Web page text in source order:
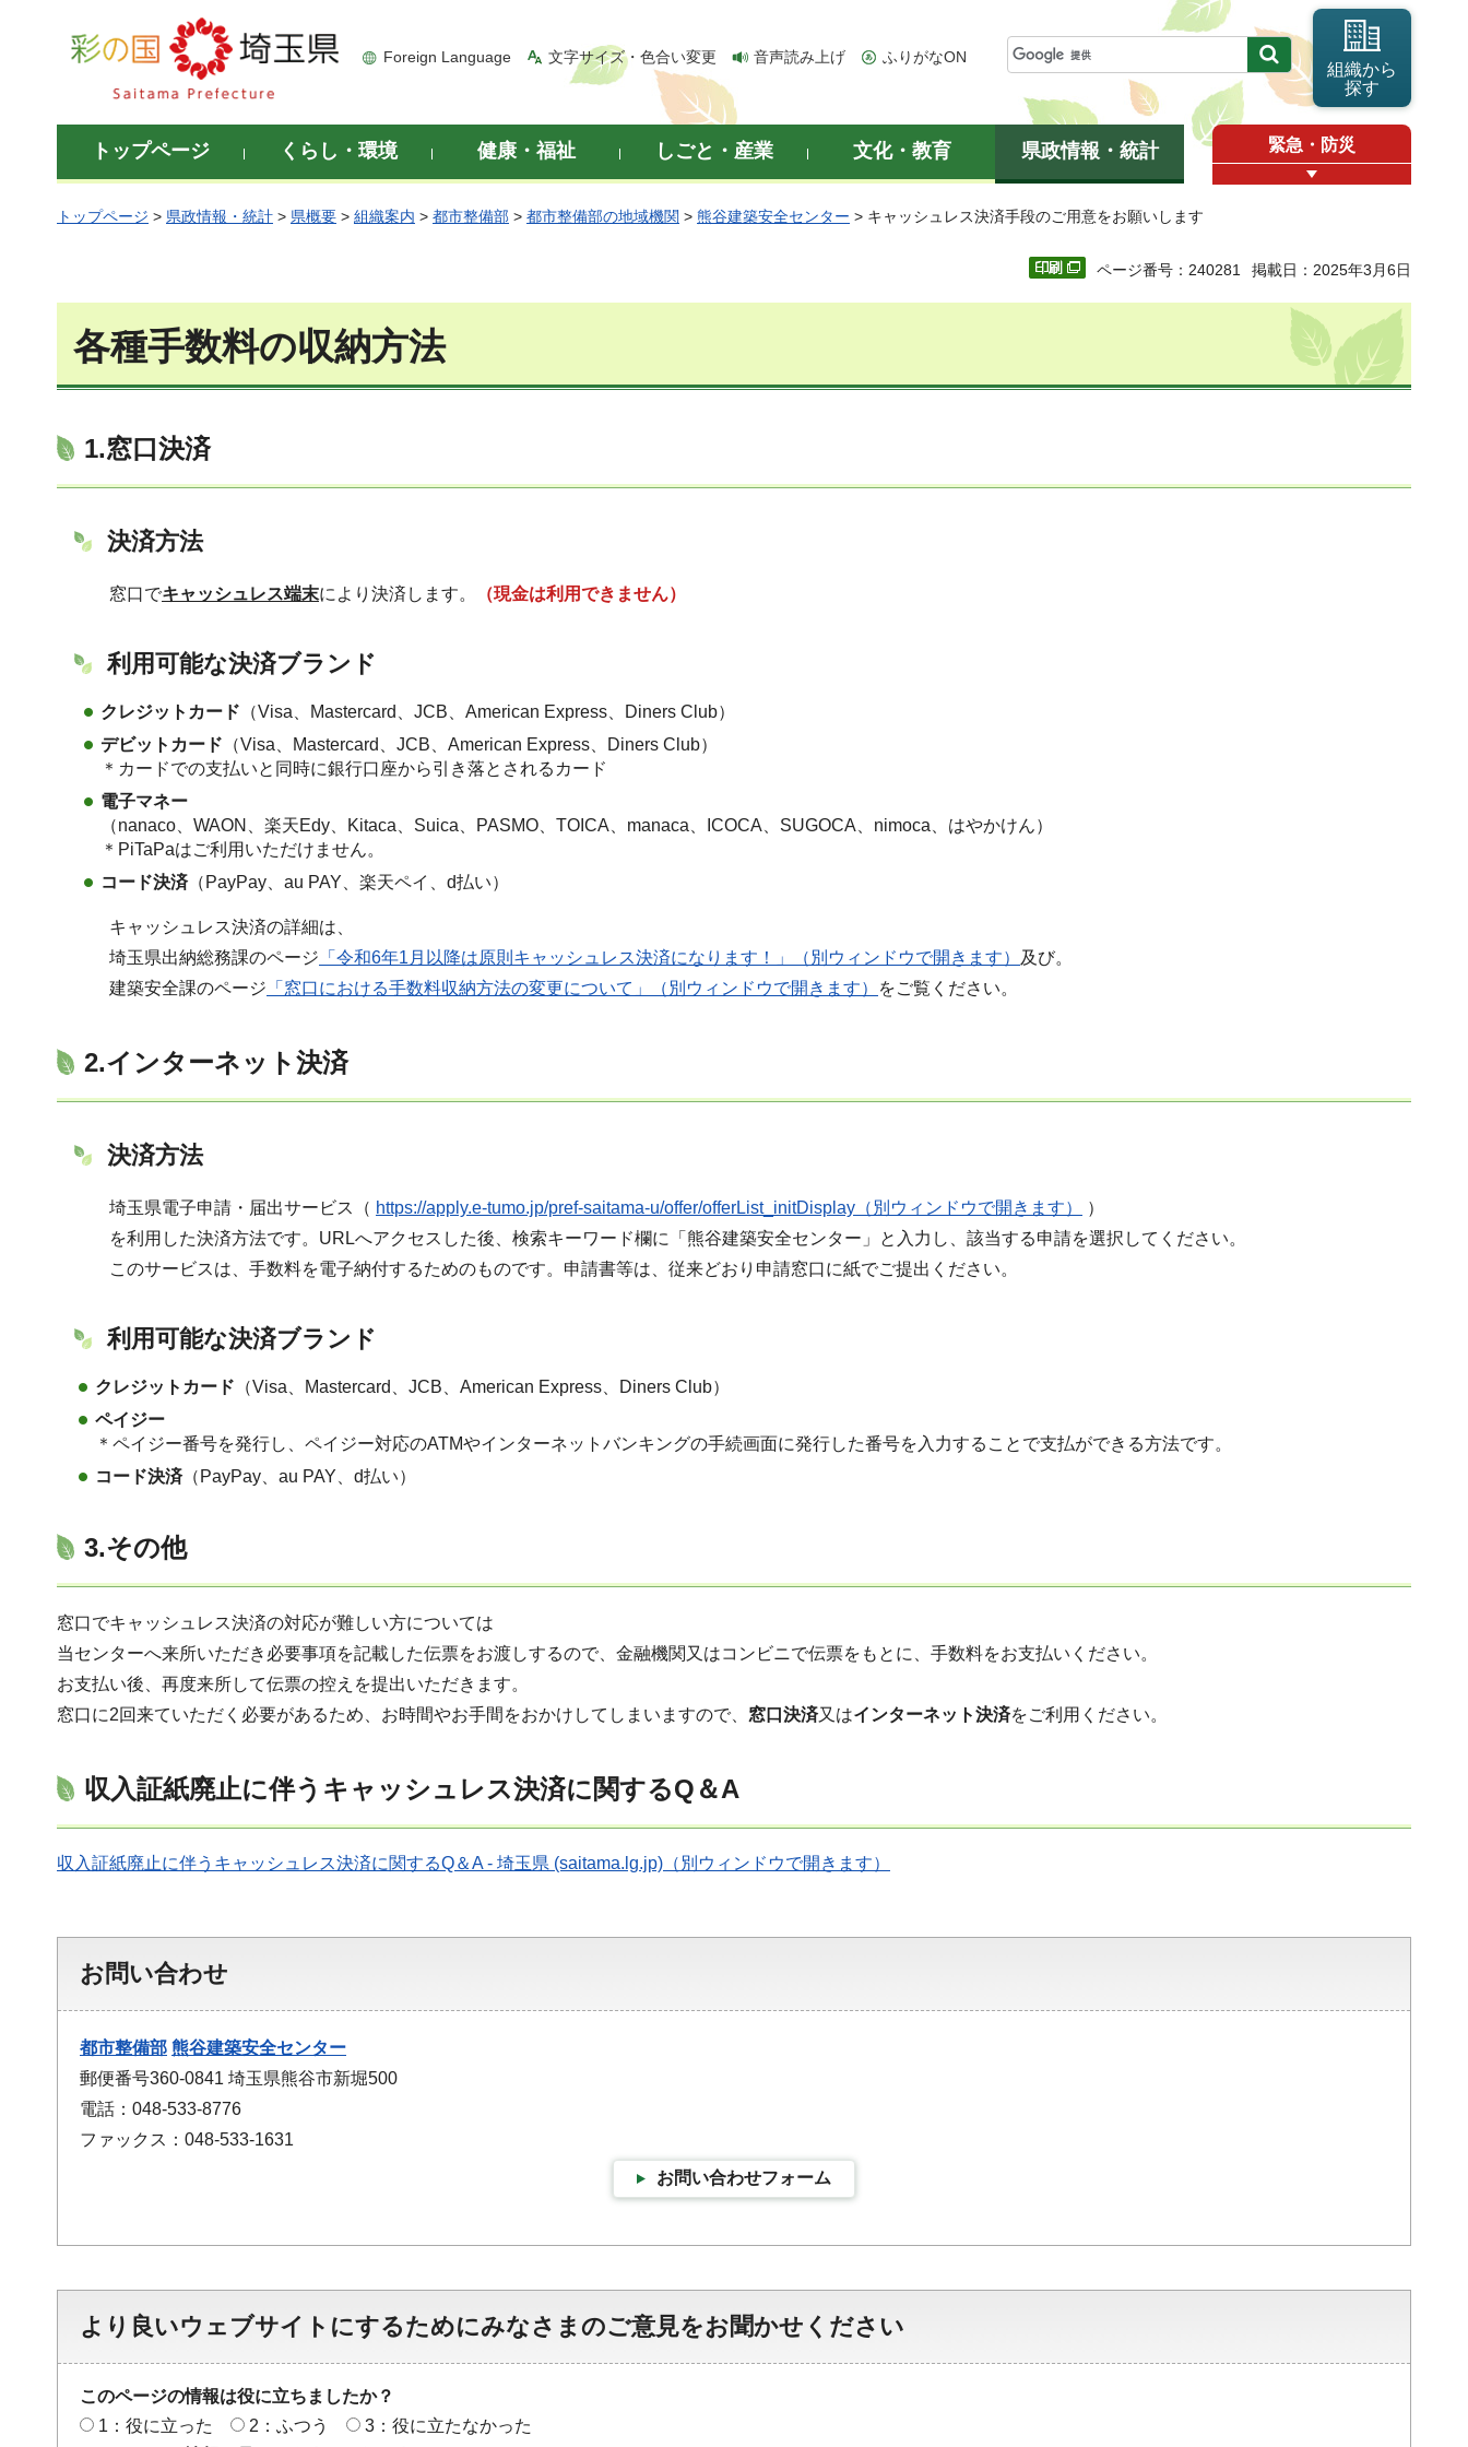
彩の国 埼玉県
Foreign Language 文字サイズ・色合い変更 音声読み上げ ふりがなON
組織から
探す
トップページ くらし・環境 健康・福祉 しごと・産業 文化・教育 県政情報・統計 緊急・防災
トップページ > 県政情報・統計 > 県概要 > 組織案内 > 都市整備部 > 都市整備部の地域機関 > 熊谷建築安全センター > キャッシュレス決済手段のご用意をお願いします
ページ番号：240281 掲載日：2025年3月6日
各種手数料の収納方法
1.窓口決済
決済方法
窓口でキャッシュレス端末により決済します。 （現金は利用できません）
利用可能な決済ブランド
クレジットカード （Visa、Mastercard、JCB、American Express、Diners Club）
デビットカード （Visa、Mastercard、JCB、American Express、Diners Club）
＊カードでの支払いと同時に銀行口座から引き落とされるカード
電子マネー
（nanaco、WAON、楽天Edy、Kitaca、Suica、PASMO、TOICA、manaca、ICOCA、SUGOCA、nimoca、はやかけん）
＊PiTaPaはご利用いただけません。
コード決済（PayPay、au PAY、楽天ペイ、d払い）
キャッシュレス決済の詳細は、
埼玉県出納総務課のページ 「令和6年1月以降は原則キャッシュレス決済になります！」（別ウィンドウで開きます）
及び。
建築安全課のページ 「窓口における手数料収納方法の変更について」（別ウィンドウで開きます） をご覧ください。
2.インターネット決済
決済方法
埼玉県電子申請・届出サービス（ https://apply.e-tumo.jp/pref-saitama-u/offer/offerList_initDisplay（別ウィンドウで開きます）
）
を利用した決済方法です。URLへアクセスした後、検索キーワード欄に「熊谷建築安全センター」と入力し、該当する申請を選択してください。
このサービスは、手数料を電子納付するためのものです。申請書等は、従来どおり申請窓口に紙でご提出ください。
利用可能な決済ブランド
クレジットカード （Visa、Mastercard、JCB、American Express、Diners Club）
ペイジー
＊ペイジー番号を発行し、ペイジー対応のATMやインターネットバンキングの手続画面に発行した番号を入力することで支払ができる方法です。
コード決済（PayPay、au PAY、d払い）
3.その他
窓口でキャッシュレス決済の対応が難しい方については
当センターへ来所いただき必要事項を記載した伝票をお渡しするので、金融機関又はコンビニで伝票をもとに、手数料をお支払いください。
お支払い後、再度来所して伝票の控えを提出いただきます。
窓口に2回来ていただく必要があるため、お時間やお手間をおかけしてしまいますので、 窓口決済又はインターネット決済をご利用ください。
収入証紙廃止に伴うキャッシュレス決済に関するQ＆A
収入証紙廃止に伴うキャッシュレス決済に関するQ＆A - 埼玉県 (saitama.lg.jp)（別ウィンドウで開きます）
お問い合わせ
都市整備部 熊谷建築安全センター
郵便番号360-0841 埼玉県熊谷市新堀500
電話：048-533-8776
ファックス：048-533-1631
お問い合わせフォーム
より良いウェブサイトにするためにみなさまのご意見をお聞かせください
このページの情報は役に立ちましたか？
1：役に立った
2：ふつう
3：役に立たなかった